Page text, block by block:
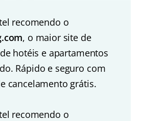
recomendo o
, o maior site de
hotéis e apartamentos
Rápido e seguro com
cancelamento grátis.
recomendo o